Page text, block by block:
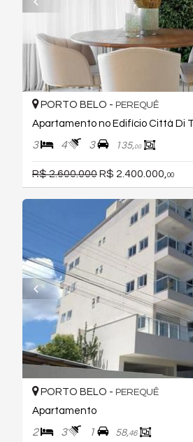
PORTO BELO - PEREQUÊ
3 4 3 135,00
R$ 2.600.000R$ 2.400.000, 00
PORTO BELO - PEREQUÊ
Apartamento
2 3 1 58,46